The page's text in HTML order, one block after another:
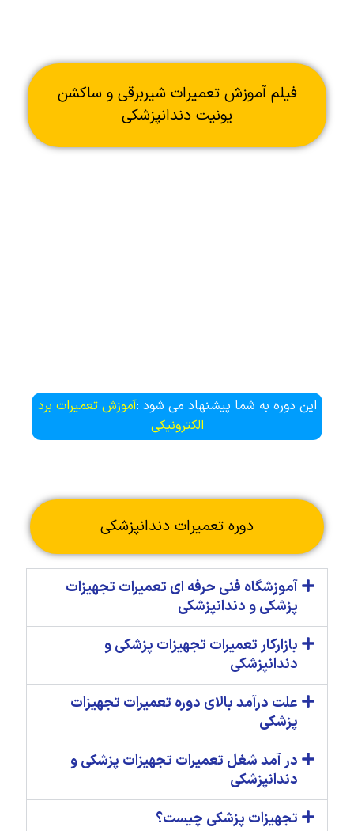
فیلم آموزش تعمیرات شیربرقی و ساکشن
یونیت دندانپزشکی
این دوره به شما پیشنهاد می شود :آموزش تعمیرات برد
الکترونیکی
دوره تعمیرات دندانپزشکی
آموزشگاه فنی حرفه ای تعمیرات تجهیزات
پزشکی و دندانپزشکی
بازارکار تعمیرات تجهیزات پزشکی و
دندانپزشکی
علت درآمد بالای دوره تعمیرات تجهیزات
پزشکی
در آمد شغل تعمیرات تجهیزات پزشکی و
دندانپزشکی
تجهیزات پزشکی چیست؟